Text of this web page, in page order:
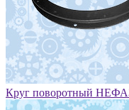
Круг поворотный